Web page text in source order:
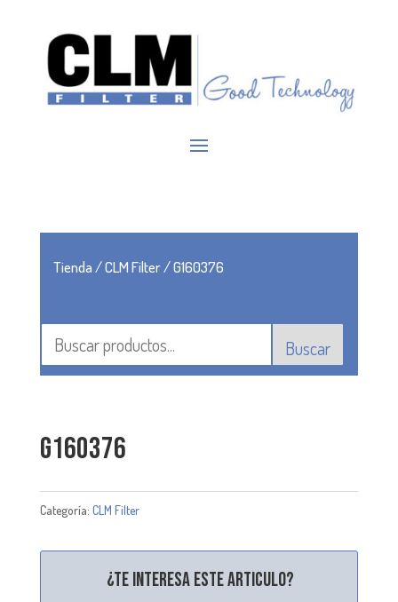
Tienda/CLM Filter/ G160376
Buscar
G160376
Categoría: CLM Filter
¿Te interesa este articulo?